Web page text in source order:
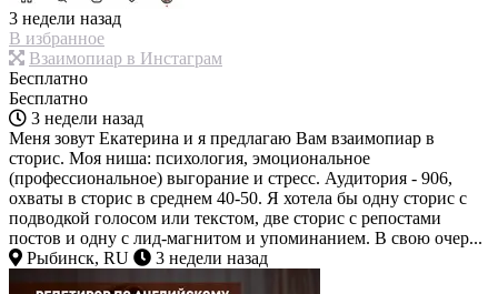
3 недели назад
В избранное
Взаимопиар в Инстаграм
Бесплатно
Бесплатно
3 недели назад
Меня зовут Екатерина и я предлагаю Вам взаимопиар в
сторис. Моя ниша: психология, эмоциональное
(профессиональное) выгорание и стресс. Аудитория - 906,
охваты в сторис в среднем 40-50. Я хотела бы одну сторис с
подводкой голосом или текстом, две сторис с репостами
постов и одну с лид-магнитом и упоминанием. В свою очер...
Рыбинск, RU
3 недели назад